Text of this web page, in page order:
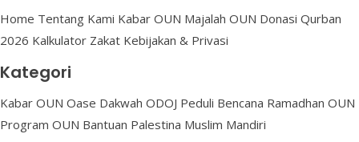
Home Tentang Kami Kabar OUN Majalah OUN Donasi Qurban
2026 Kalkulator Zakat Kebijakan & Privasi
Kategori
Kabar OUN Oase Dakwah ODOJ Peduli Bencana Ramadhan OUN
Program OUN Bantuan Palestina Muslim Mandiri